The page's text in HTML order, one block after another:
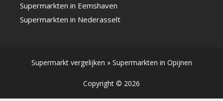
Supermarkten in Eemshaven
Supermarkten in Nederasselt
Supermarkt vergelijken » Supermarkten in Opijnen
Copyright © 2026